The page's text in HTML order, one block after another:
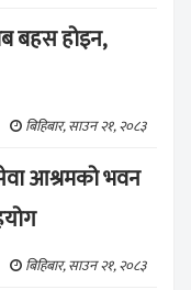
बहस होइन,
बिहिबार, साउन २१, २०८३
आश्रमको भवन
बिहिबार, साउन २१, २०८३